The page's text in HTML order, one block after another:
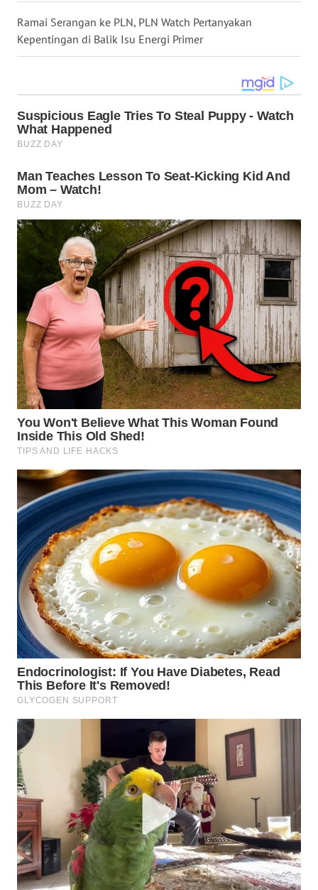
Ramai Serangan ke PLN, PLN Watch Pertanyakan
Kepentingan di Balik Isu Energi Primer
MALUKU
MALUT
WN
DAIRI
WN
DANAU
TOBA
WN
NIAS
WN
LANGKAT
WN
TAPANULI
WN
TANJUNG
LESUNG
WN
KARO
WN
SIMALUNGUN
WN
LABUHANBATU
TAPANULI
SERDANG
WN
TEBING
TINGGI